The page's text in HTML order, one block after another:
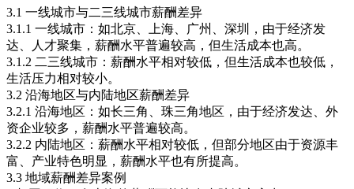
3.1 一线城市与二三线城市薪酬差异
3.1.1 一线城市：如北京、上海、广州、深圳，由于经济发
达、人才聚集，薪酬水平普遍较高，但生活成本也高。
3.1.2 二三线城市：薪酬水平相对较低，但生活成本也较低，
生活压力相对较小。
3.2 沿海地区与内陆地区薪酬差异
3.2.1 沿海地区：如长三角、珠三角地区，由于经济发达、外
资企业较多，薪酬水平普遍较高。
3.2.2 内陆地区：薪酬水平相对较低，但部分地区由于资源丰
富、产业特色明显，薪酬水平也有所提高。
3.3 地域薪酬差异案例